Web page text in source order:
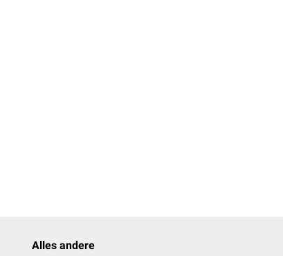
Alles andere